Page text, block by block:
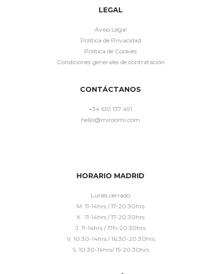
LEGAL
Aviso Legal
Política de Privacidad
Política de Cookies
Condiciones generales de contratación
CONTÁCTANOS
+34 610 137 491
hello@miroomi.com
HORARIO MADRID
Lunes cerrado
M. 11-14hrs / 17-20:30hrs
X. 11-14hrs / 17-20:30hrs
J. 11-14hrs / 17h-20:30hrs
V. 10:30-14hrs / 16:30-20:30hrs
S. 10:30-14hrs/ 15-20:30hrs